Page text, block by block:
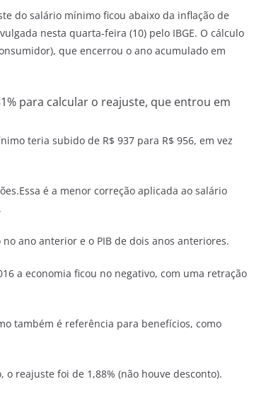
do salário mínimo ficou abaixo da inflação de
nesta quarta-feira (10) pelo IBGE. O cálculo
que encerrou o ano acumulado em
para calcular o reajuste, que entrou em
teria subido de R$ 937 para R$ 956, em vez
é a menor correção aplicada ao salário
ano anterior e o PIB de dois anos anteriores.
a economia ficou no negativo, com uma retração
também é referência para benefícios, como
reajuste foi de 1,88% (não houve desconto).